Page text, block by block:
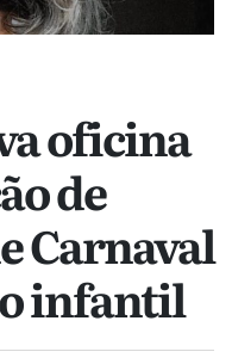
oficina
de
Carnaval
infantil